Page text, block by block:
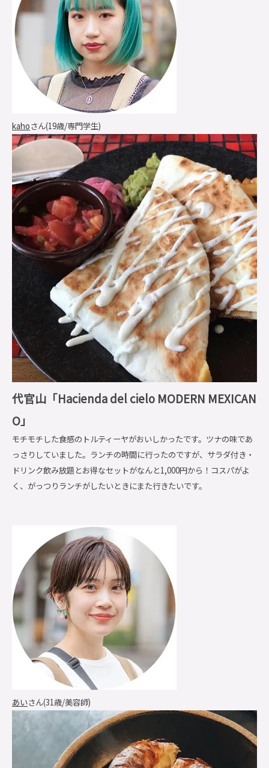
kahoさん(19歳/専門学生)
代官山「Hacienda del cielo MODERN MEXICAN
O」
モチモチした食感のトルティーヤがおいしかったです。ツナの味であ
っさりしていました。ランチの時間に行ったのですが、サラダ付き・
ドリンク飲み放題とお得なセットがなんと1,000円から！コスパがよ
く、がっつりランチがしたいときにまた行きたいです。
あいさん(31歳/美容師)